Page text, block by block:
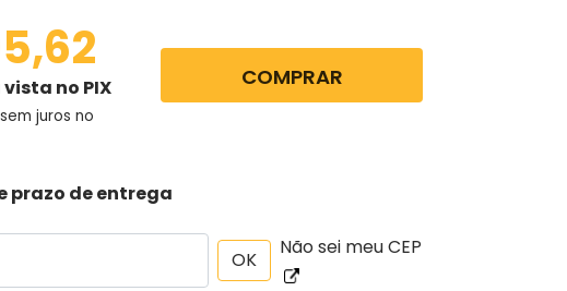
vista no PIX
sem juros no
COMPRAR
prazo de entrega
OK
Não sei meu CEP